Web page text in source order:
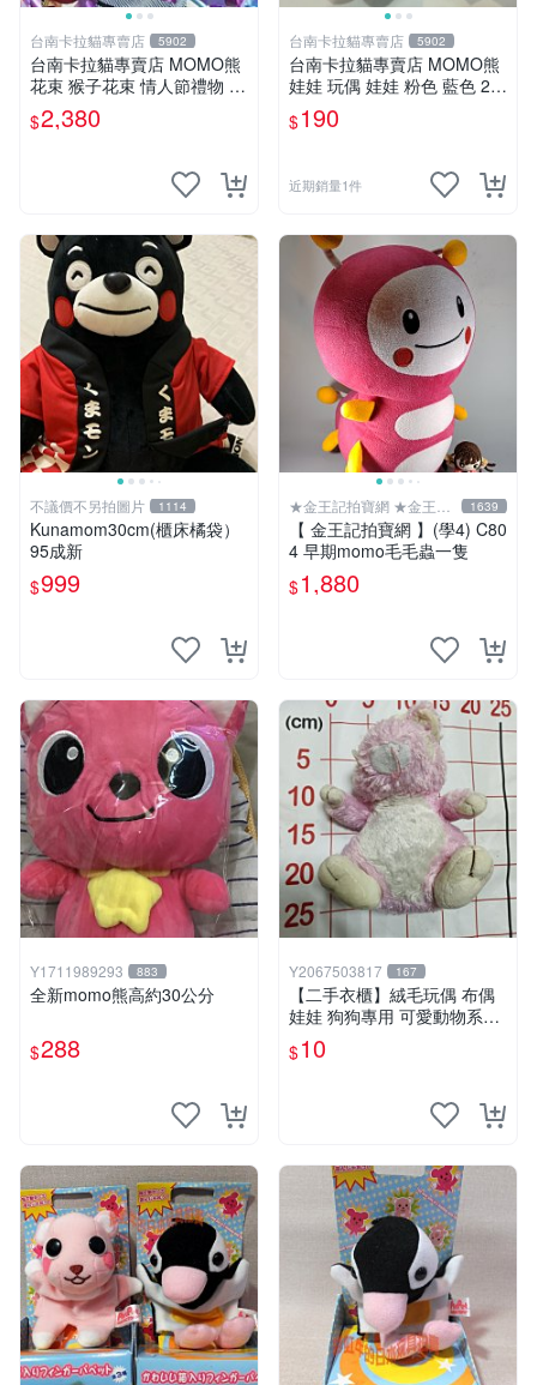
台南卡拉貓專賣店 5902
台南卡拉貓專賣店 MOMO熊
花束 猴子花束 情人節禮物 二
選一 可繡字 可今天寄明天到
$2,380
台南卡拉貓專賣店 5902
台南卡拉貓專賣店 MOMO熊
娃娃 玩偶 娃娃 粉色 藍色 2色
分售
$190
近期銷量1件
不議價不另拍圖片 1114
Kunamom30cm(櫃床橘袋）
95成新
$999
★金王記拍寶網 ★金王記
拍寶趣
1639
【 金王記拍寶網 】(學4) C80
4 早期momo毛毛蟲一隻
$1,880
Y1711989293 883
全新momo熊高約30公分
$288
Y2067503817 167
【二手衣櫃】絨毛玩偶 布偶
娃娃 狗狗專用 可愛動物系列
耐咬耐磨玩具 玩偶 粉紅熊寵
物玩具 1120929
$10